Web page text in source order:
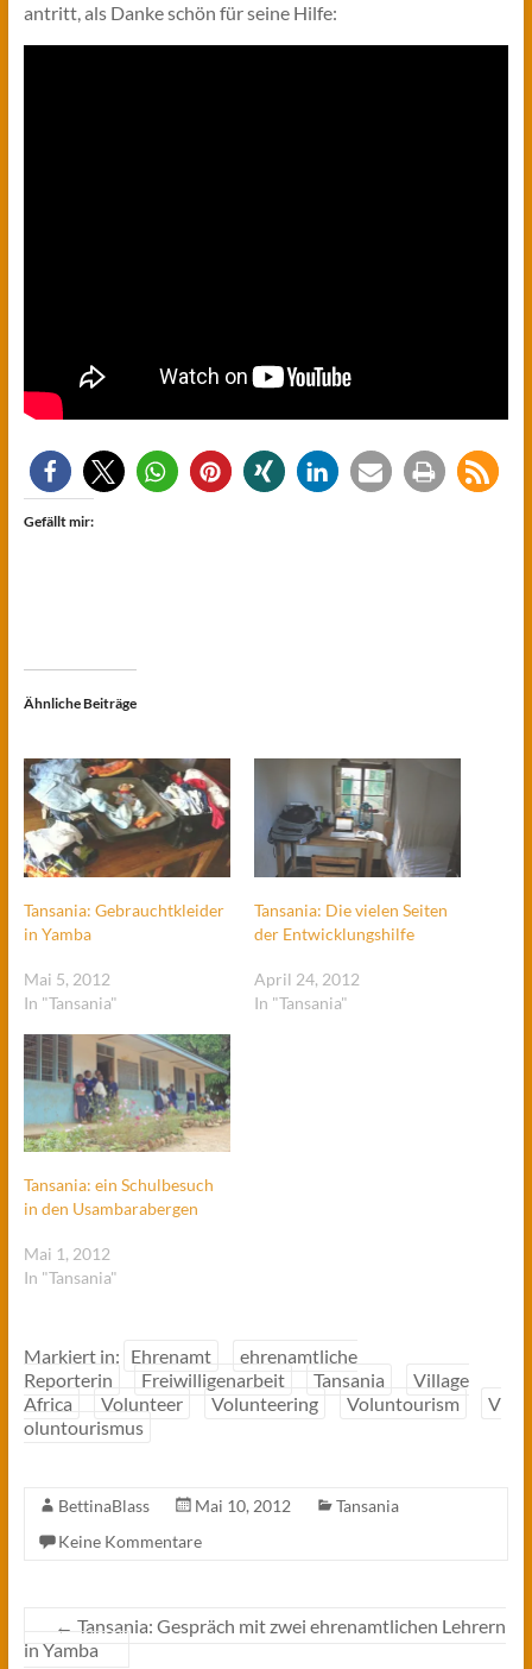
antritt, als Danke schön für seine Hilfe:
Gefällt mir:
Ähnliche Beiträge
Tansania: Gebrauchtkleider
in Yamba
Mai 5, 2012
In "Tansania"
Tansania: Die vielen Seiten
der Entwicklungshilfe
April 24, 2012
In "Tansania"
Tansania: ein Schulbesuch
in den Usambarabergen
Mai 1, 2012
In "Tansania"
Markiert in: Ehrenamt
ehrenamtliche
Reporterin
Freiwilligenarbeit Tansania
Village
Africa
Volunteer Volunteering Voluntourism
V
oluntourismus
BettinaBlass Mai 10, 2012
Tansania
Keine Kommentare
← Tansania: Gespräch mit zwei ehrenamtlichen Lehrern
in Yamba